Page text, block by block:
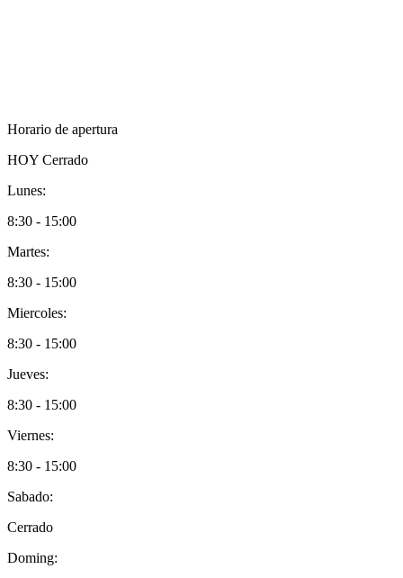
Horario de apertura
HOY Cerrado
Lunes:
8:30 - 15:00
Martes:
8:30 - 15:00
Miercoles:
8:30 - 15:00
Jueves:
8:30 - 15:00
Viernes:
8:30 - 15:00
Sabado:
Cerrado
Doming: